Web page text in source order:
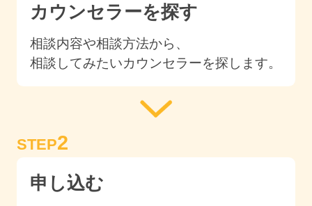
カウンセラーを探す
相談内容や相談方法から、
相談してみたいカウンセラーを探します。
STEP2
申し込む